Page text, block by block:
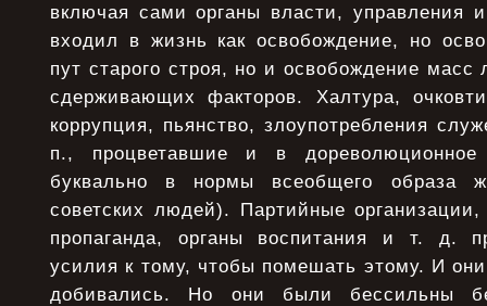
включая сами органы власти, управления
входил в жизнь как освобождение, но
пут старого строя, но и освобождение
сдерживающих факторов. Халтура,
коррупция, пьянство, злоупотребления
п., процветавшие и в дореволюционное
буквально в нормы всеобщего образа
советских людей). Партийные
пропаганда, органы воспитания и т. д.
усилия к тому, чтобы помешать этому. И они
добивались. Но они были бессильны